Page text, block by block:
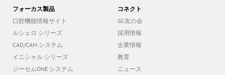
フォーカス製品
口腔機能情報サイト
ルシェロ シリーズ
CAD/CAM システム
イニシャル シリーズ
ジーセムONE システム
コネクト
GC友の会
採用情報
企業情報
教育
ニュース